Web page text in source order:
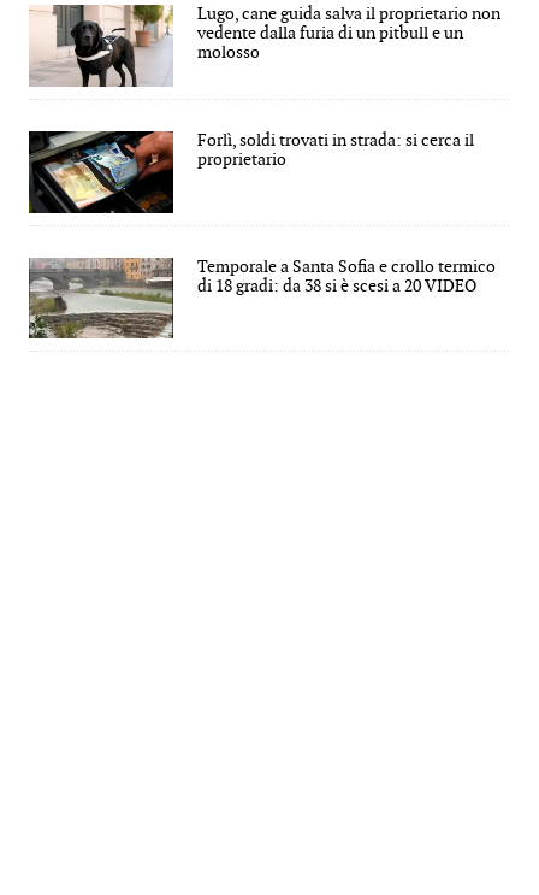
Lugo, cane guida salva il proprietario non
vedente dalla furia di un pitbull e un
molosso
Forlì, soldi trovati in strada: si cerca il
proprietario
Temporale a Santa Sofia e crollo termico
di 18 gradi: da 38 si è scesi a 20 VIDEO